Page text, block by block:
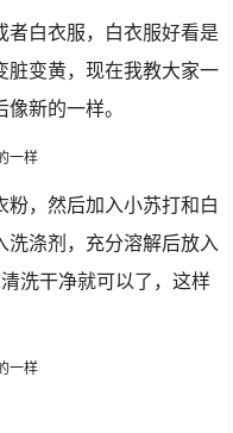
白衣服，白衣服好看是
脏变黄，现在我教大家一
新的一样。
，然后加入小苏打和白
洗涤剂，充分溶解后放入
洗干净就可以了，这样